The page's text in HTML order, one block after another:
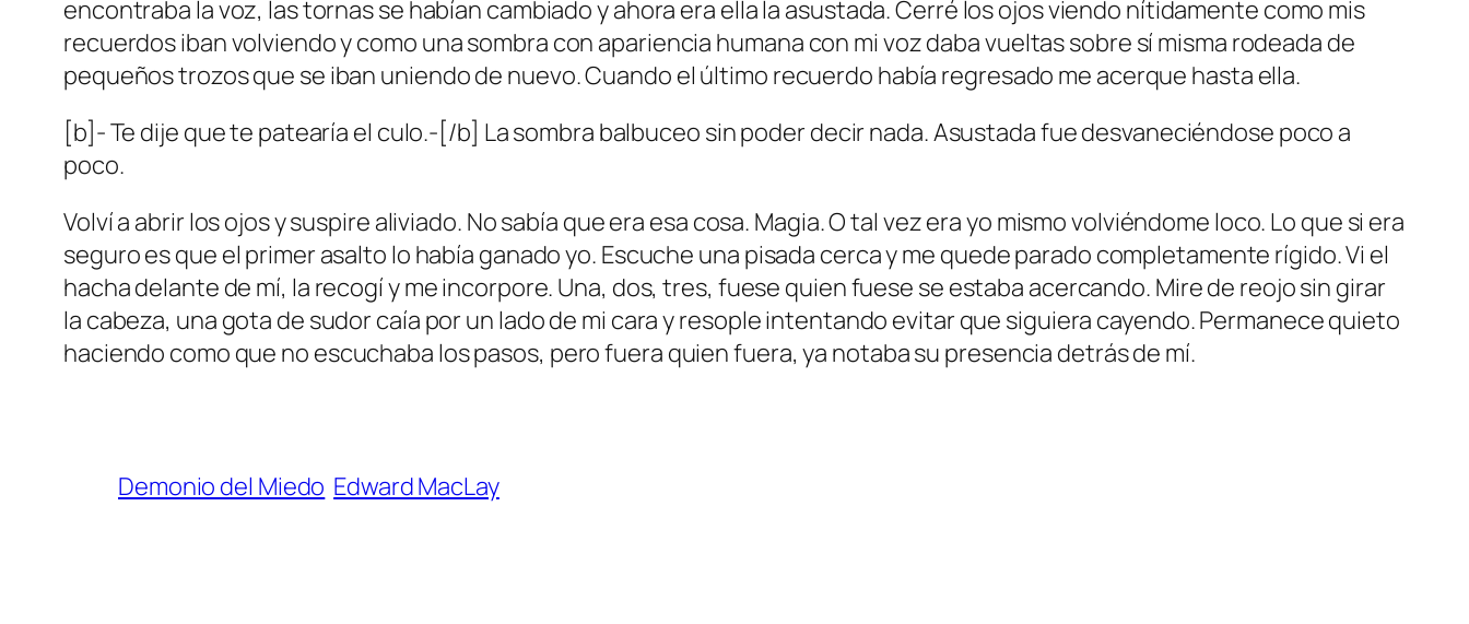
encontraba la voz, las tornas se habían cambiado y ahora era ella la asustada. Cerré los ojos viendo nítidamente como mis
recuerdos iban volviendo y como una sombra con apariencia humana con mi voz daba vueltas sobre sí misma rodeada de
pequeños trozos que se iban uniendo de nuevo. Cuando el último recuerdo había regresado me acerque hasta ella.
[b]- Te dije que te patearía el culo.-[/b] La sombra balbuceo sin poder decir nada. Asustada fue desvaneciéndose poco a
poco.
Volví a abrir los ojos y suspire aliviado. No sabía que era esa cosa. Magia. O tal vez era yo mismo volviéndome loco. Lo que si era
seguro es que el primer asalto lo había ganado yo. Escuche una pisada cerca y me quede parado completamente rígido. Vi el
hacha delante de mí, la recogí y me incorpore. Una, dos, tres, fuese quien fuese se estaba acercando. Mire de reojo sin girar
la cabeza, una gota de sudor caía por un lado de mi cara y resople intentando evitar que siguiera cayendo. Permanece quieto
haciendo como que no escuchaba los pasos, pero fuera quien fuera, ya notaba su presencia detrás de mí.
Demonio del Miedo Edward MacLay